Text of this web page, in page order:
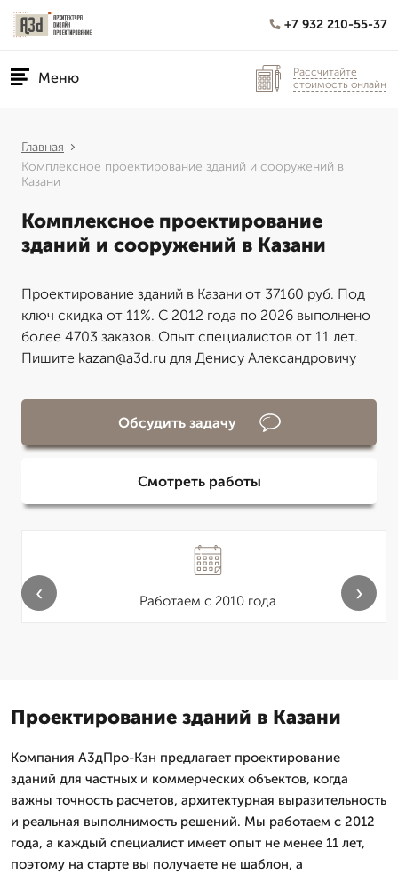
+7 932 210-55-37
Меню
Рассчитайте
стоимость онлайн
Главная
Комплексное проектирование зданий и сооружений в
Казани
Комплексное проектирование
зданий и сооружений в Казани
Проектирование зданий в Казани от 37160 руб. Под
ключ скидка от 11%. С 2012 года по 2026 выполнено
более 4703 заказов. Опыт специалистов от 11 лет.
Пишите kazan@a3d.ru для Денису Александровичу
Обсудить задачу
Смотреть работы
Работаем с 2010 года
‹ ›
Проектирование зданий в Казани
Компания А3дПро-Кзн предлагает проектирование
зданий для частных и коммерческих объектов, когда
важны точность расчетов, архитектурная выразительность
и реальная выполнимость решений. Мы работаем с 2012
года, а каждый специалист имеет опыт не менее 11 лет,
поэтому на старте вы получаете не шаблон, а